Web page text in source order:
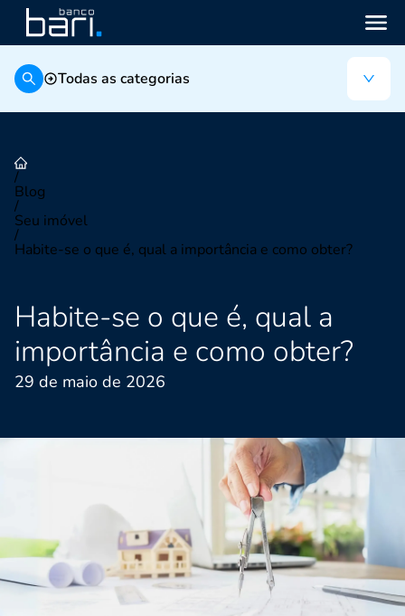
Todas as categorias
/
Blog
/
Seu imóvel
/
Habite-se o que é, qual a importância e como obter?
Habite-se o que é, qual a
importância e como obter?
29 de maio de 2026